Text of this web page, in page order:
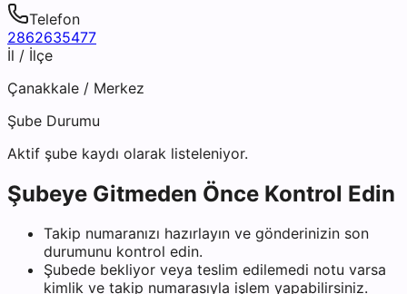
Telefon
2862635477
İl / İlçe
Çanakkale / Merkez
Şube Durumu
Aktif şube kaydı olarak listeleniyor.
Şubeye Gitmeden Önce Kontrol Edin
Takip numaranızı hazırlayın ve gönderinizin son
durumunu kontrol edin.
Şubede bekliyor veya teslim edilemedi notu varsa
kimlik ve takip numarasıyla işlem yapabilirsiniz.